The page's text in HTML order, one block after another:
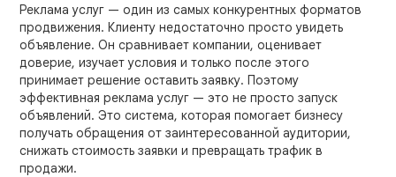
Реклама услуг — один из самых конкурентных форматов
продвижения. Клиенту недостаточно просто увидеть
объявление. Он сравнивает компании, оценивает
доверие, изучает условия и только после этого
принимает решение оставить заявку. Поэтому
эффективная реклама услуг — это не просто запуск
объявлений. Это система, которая помогает бизнесу
получать обращения от заинтересованной аудитории,
снижать стоимость заявки и превращать трафик в
продажи.